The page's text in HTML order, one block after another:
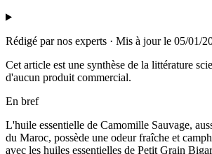
Rédigé par nos experts · Mis à jour le 05/01/
Cet article est une synthèse de la littérature
d'aucun produit commercial.
En bref
L'huile essentielle de Camomille Sauvage,
du Maroc, possède une odeur fraîche et
avec les huiles essentielles de Petit Grain